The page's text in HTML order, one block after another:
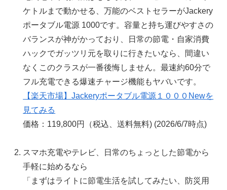
ケトルまで動かせる、万能のベストセラーがJackery
ポータブル電源 1000です。容量と持ち運びやすさの
バランスが神がかっており、日常の節電・自家消費
ハックでガッツリ元を取りに行きたいなら、間違い
なくこのクラスが一番後悔しません。最速約60分で
フル充電できる爆速チャージ機能もヤバいです。
【楽天市場】Jackeryポータブル電源１０００Newを
見てみる
価格：119,800円（税込、送料無料) (2026/6/7時点)
スマホ充電やテレビ、日常のちょっとした節電から
手軽に始めるなら
「まずはライトに節電生活を試してみたい、防災用